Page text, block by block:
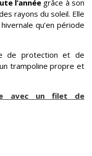
l’année grâce à son
rayons du soleil. Elle
qu’en période
de protection et de
trampoline propre et
avec un filet de